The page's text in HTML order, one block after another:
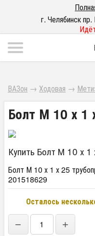
г. Челябинск
ВАЗон → Ходовая →
Болт М 10 х 1
Купить Болт М 10 х
Болт М 10 х 1 х 25
201518629
Осталось
− +